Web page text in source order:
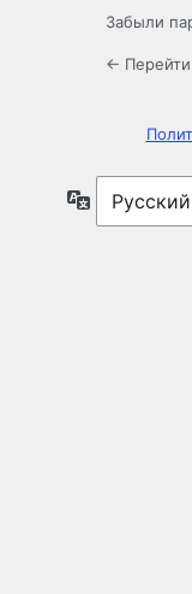
Забыли
←
Язык